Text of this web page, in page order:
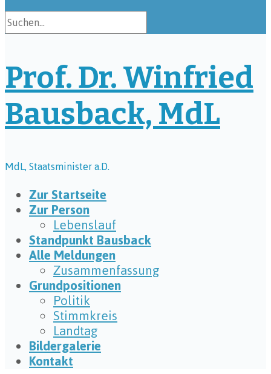
Prof. Dr. Winfried
Bausback, MdL
MdL, Staatsminister a.D.
Zur Startseite
Zur Person
Lebenslauf
Standpunkt Bausback
Alle Meldungen
Zusammenfassung
Grundpositionen
Politik
Stimmkreis
Landtag
Bildergalerie
Kontakt